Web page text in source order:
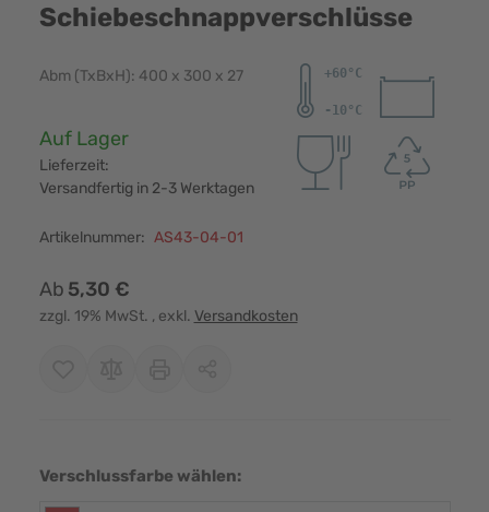
Schiebeschnappverschlüsse
Abm (TxBxH): 400 x 300 x 27
Verfügbarkeit:
Auf Lager
Lieferzeit:
Versandfertig in 2-3 Werktagen
Artikelnummer: AS43-04-01
Ab 5,30 €
zzgl. 19% MwSt. , exkl. Versandkosten
Verschlussfarbe wählen: